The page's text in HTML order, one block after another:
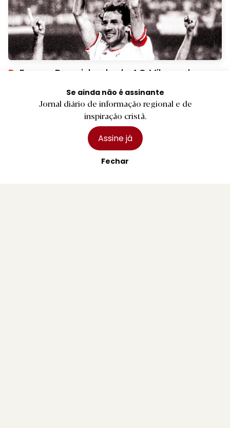
D. Franco Baresi, lenda do AC Milan e do
31 julho 2026
Se ainda não é assinante
Jornal diário de informação regional e de
inspiração cristã.
Assine já
Fechar